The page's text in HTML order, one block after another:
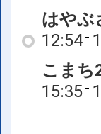
はやぶ
12:54
こまち
15:35